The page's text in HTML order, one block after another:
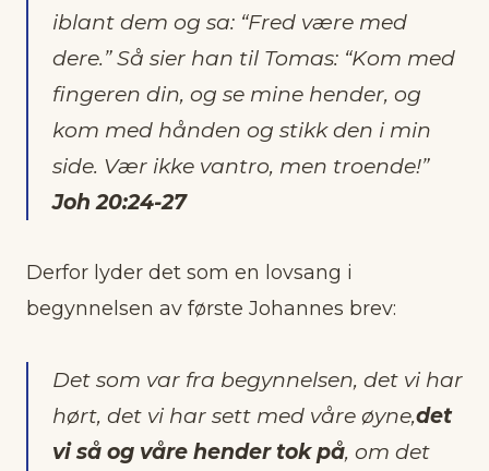
iblant dem og sa: “Fred være med
dere.” Så sier han til Tomas: “Kom med
fingeren din, og se mine hender, og
kom med hånden og stikk den i min
side. Vær ikke vantro, men troende!”
Joh 20:24-27
Derfor lyder det som en lovsang i
begynnelsen av første Johannes brev:
Det som var fra begynnelsen, det vi har
hørt, det vi har sett med våre øyne,det
vi så og våre hender tok på, om det